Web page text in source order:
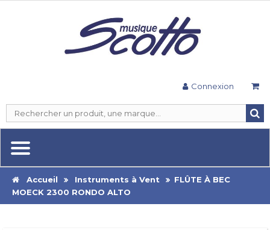
Connexion
Accueil Instruments à Vent
FLÛTE À BEC
MOECK 2300 RONDO ALTO